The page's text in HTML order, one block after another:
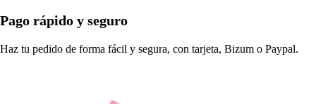
Pago rápido y seguro
Haz tu pedido de forma fácil y segura, con tarjeta, Bizum o Paypal.